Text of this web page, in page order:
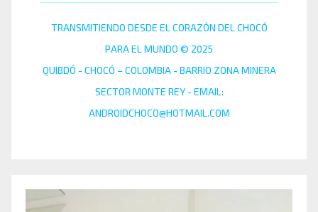
TRANSMITIENDO DESDE EL CORAZÓN DEL CHOCÓ
PARA EL MUNDO © 2025
QUIBDÓ - CHOCÓ – COLOMBIA - BARRIO ZONA MINERA
SECTOR MONTE REY - EMAIL:
ANDROIDCHOCO@HOTMAIL.COM